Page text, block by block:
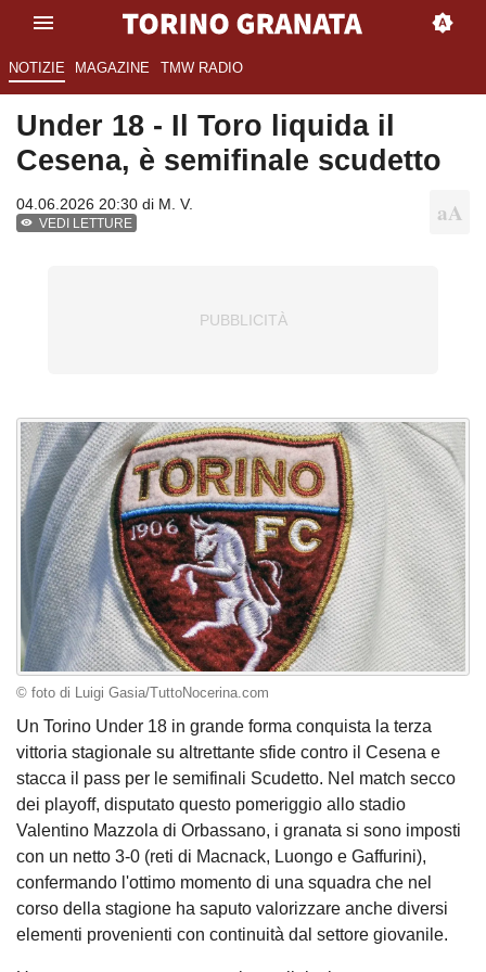
NOTIZIE MAGAZINE TMW RADIO
Under 18 - Il Toro liquida il
Cesena, è semifinale scudetto
04.06.2026 20:30 di M. V.
VEDI LETTURE
© foto di Luigi Gasia/TuttoNocerina.com
Un Torino Under 18 in grande forma conquista la terza
vittoria stagionale su altrettante sfide contro il Cesena e
stacca il pass per le semifinali Scudetto. Nel match secco
dei playoff, disputato questo pomeriggio allo stadio
Valentino Mazzola di Orbassano, i granata si sono imposti
con un netto 3-0 (reti di Macnack, Luongo e Gaffurini),
confermando l'ottimo momento di una squadra che nel
corso della stagione ha saputo valorizzare anche diversi
elementi provenienti con continuità dal settore giovanile.